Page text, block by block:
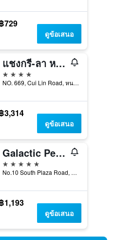
729
ดูข้อเสนอ
แชงกรี-ลา หนานชาง
4 ดาว
NO. 669, Cui Lin Road, หนานชาง, จีน
3,314
ดูข้อเสนอ
Galactic Peace International Hotel
5 ดาว
No.10 South Plaza Road, หนานชาง, จีน
1,193
ดูข้อเสนอ